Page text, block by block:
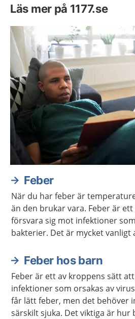
Läs mer på 1177.se
Feber
När du har feber är
än den brukar vara. Feber är
försvara sig mot infektioner
bakterier. Det är mycket vanligt
Feber hos barn
Feber är ett av kroppens sätt
infektioner som orsakas av
får lätt feber, men det behöver
särskilt sjuka. Det viktiga är hur